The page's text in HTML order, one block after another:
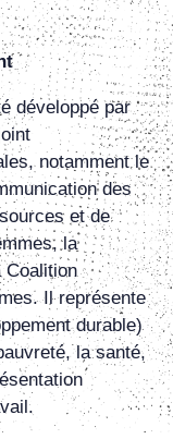
développé par
notamment le
des
et de
la
Coalition
Il représente
durable)
la santé,